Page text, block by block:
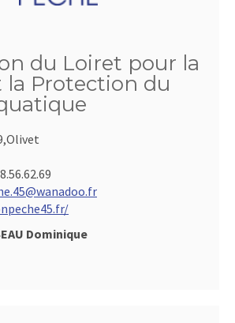
du Loiret pour la
la Protection du
Dominique